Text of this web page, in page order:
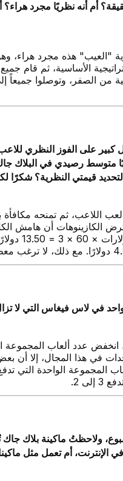
أم أنه نظريًا مجرد
"العيب" هذه مجرد هراء،
الأساسية، ثم قام
من الصفر، وتوصلوا
كبير على الفوز النظري
لتحديد قيمتي النظرية؟ شكرًا
ثم تمنحه مكافأة بنسبة معينة،
هذه
في لاس فيغاس التي لا تزال تدفع
في هذا المجال، إلا أن
2.
ولاحظتُ ماكينة بلاك جاك
الإنترنت، أم تعمل مثل